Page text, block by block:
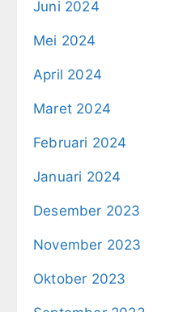
Juni 2024
Mei 2024
April 2024
Maret 2024
Februari 2024
Januari 2024
Desember 2023
November 2023
Oktober 2023